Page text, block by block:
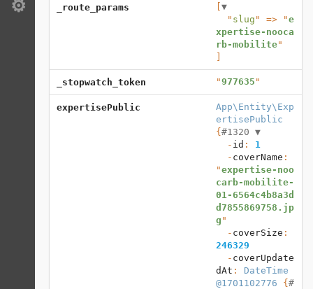
_route_params
▼
  "
slug " => "e
xpertise-nooca
rb-mobilite
_stopwatch_token "977635 "
expertisePublic
App\Entity\Exp
ertisePublic
{ #1320 ▼
  -
id : 1
  -
coverName :
"expertise-noo
carb-mobilite-
01-6564c4b8a3d
d7855869758.jp
g "
  -
coverSize
246329
  -
coverUpdate
dAt : DateTime
@1701102776 { #